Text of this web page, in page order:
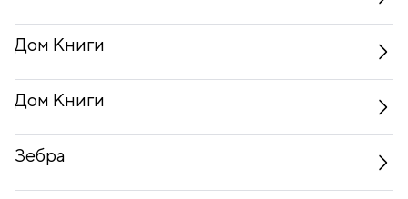
Дом Книги
Дом Книги
Зебра